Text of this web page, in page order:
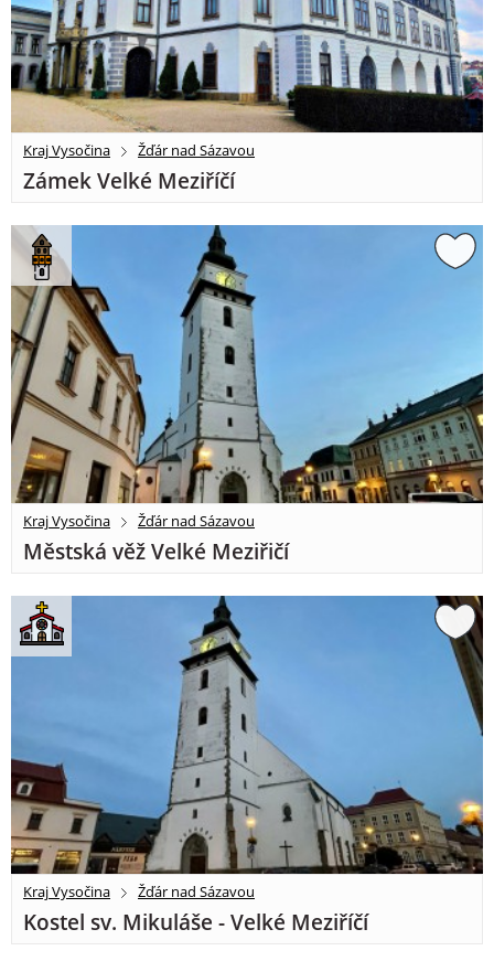
Kraj Vysočina Žďár nad Sázavou
Zámek Velké Meziříčí
Kraj Vysočina Žďár nad Sázavou
Městská věž Velké Meziřičí
Kraj Vysočina Žďár nad Sázavou
Kostel sv. Mikuláše - Velké Meziříčí